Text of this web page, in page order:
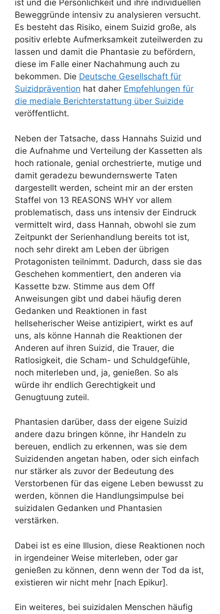
ist und die Persönlichkeit und ihre individuellen
Beweggründe intensiv zu analysieren versucht.
Es besteht das Risiko, einem Suizid große, als
positiv erlebte Aufmerksamkeit zuteilwerden zu
lassen und damit die Phantasie zu befördern,
diese im Falle einer Nachahmung auch zu
bekommen. Die Deutsche Gesellschaft für
Suizidprävention hat daher Empfehlungen für
die mediale Berichterstattung über Suizide
veröffentlicht.
Neben der Tatsache, dass Hannahs Suizid und
die Aufnahme und Verteilung der Kassetten als
hoch rationale, genial orchestrierte, mutige und
damit geradezu bewundernswerte Taten
dargestellt werden, scheint mir an der ersten
Staffel von 13 REASONS WHY vor allem
problematisch, dass uns intensiv der Eindruck
vermittelt wird, dass Hannah, obwohl sie zum
Zeitpunkt der Serienhandlung bereits tot ist,
noch sehr direkt am Leben der übrigen
Protagonisten teilnimmt. Dadurch, dass sie das
Geschehen kommentiert, den anderen via
Kassette bzw. Stimme aus dem Off
Anweisungen gibt und dabei häufig deren
Gedanken und Reaktionen in fast
hellseherischer Weise antizipiert, wirkt es auf
uns, als könne Hannah die Reaktionen der
Anderen auf ihren Suizid, die Trauer, die
Ratlosigkeit, die Scham- und Schuldgefühle,
noch miterleben und, ja, genießen. So als
würde ihr endlich Gerechtigkeit und
Genugtuung zuteil.
Phantasien darüber, dass der eigene Suizid
andere dazu bringen könne, ihr Handeln zu
bereuen, endlich zu erkennen, was sie dem
Suizidenden angetan haben, oder sich einfach
nur stärker als zuvor der Bedeutung des
Verstorbenen für das eigene Leben bewusst zu
werden, können die Handlungsimpulse bei
suizidalen Gedanken und Phantasien
verstärken.
Dabei ist es eine Illusion, diese Reaktionen noch
in irgendeiner Weise miterleben, oder gar
genießen zu können, denn wenn der Tod da ist,
existieren wir nicht mehr [nach Epikur].
Ein weiteres, bei suizidalen Menschen häufig